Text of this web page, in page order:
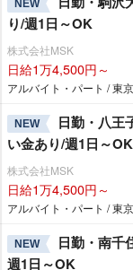
NEW
り/週1日～OK
株式会社MSK
日給1万4,500円～
アルバイト・パート / 東
NEW
日勤・八王
い金あり/週1日～OK
株式会社MSK
日給1万4,500円～
アルバイト・パート / 東
NEW
日勤・南千
週1日～OK